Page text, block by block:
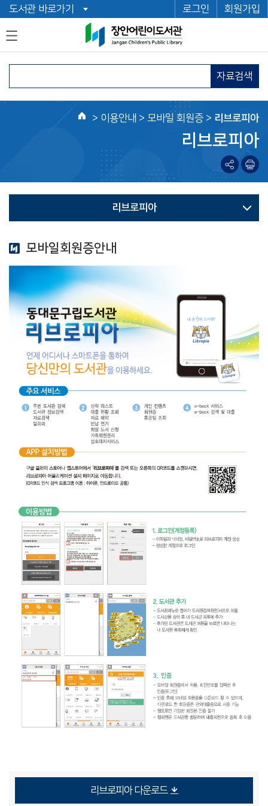
도서관 바로가기 로그인 회원가입
자료검색
홈
> 이용안내 > 모바일 회원증 > 리브로피아
리브로피아
리브로피아
모바일회원증안내
리브로피아 다운로드